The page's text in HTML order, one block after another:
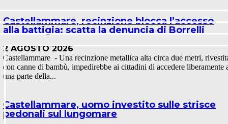
Castellammare, recinzione blocca l’accesso
alla battigia: scatta la denuncia di Borrelli
2 AGOSTO 2026
Castellammare - Una recinzione metallica alta circa due metri,
con canne di bambù, impedirebbe ai cittadini di accedere liberamente
una parte della...
Castellammare, uomo investito sulle strisce
pedonali sul lungomare